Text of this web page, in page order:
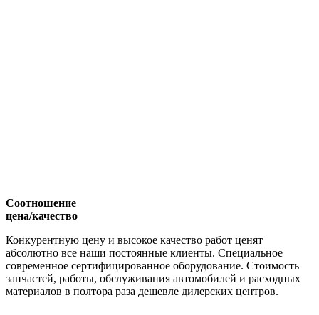
Соотношение
цена/качество
Конкурентную цену и высокое качество работ ценят
абсолютно все наши постоянные клиенты. Специальное
современное сертифицированное оборудование. Стоимость
запчастей, работы, обслуживания автомобилей и расходных
материалов в полтора раза дешевле дилерских центров.